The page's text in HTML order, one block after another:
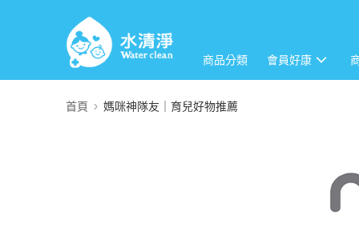
商品分類 會員好康
首頁 媽咪神隊友｜育兒好物推薦